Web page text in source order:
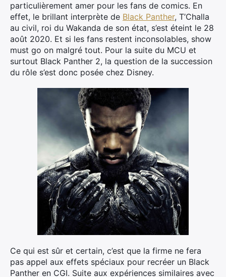
particulièrement amer pour les fans de comics. En
effet, le brillant interprète de Black Panther, T’Challa
au civil, roi du Wakanda de son état, s’est éteint le 28
août 2020. Et si les fans restent inconsolables, show
must go on malgré tout. Pour la suite du MCU et
surtout Black Panther 2, la question de la succession
du rôle s’est donc posée chez Disney.
Ce qui est sûr et certain, c’est que la firme ne fera
pas appel aux effets spéciaux pour recréer un Black
Panther en CGI. Suite aux expériences similaires avec